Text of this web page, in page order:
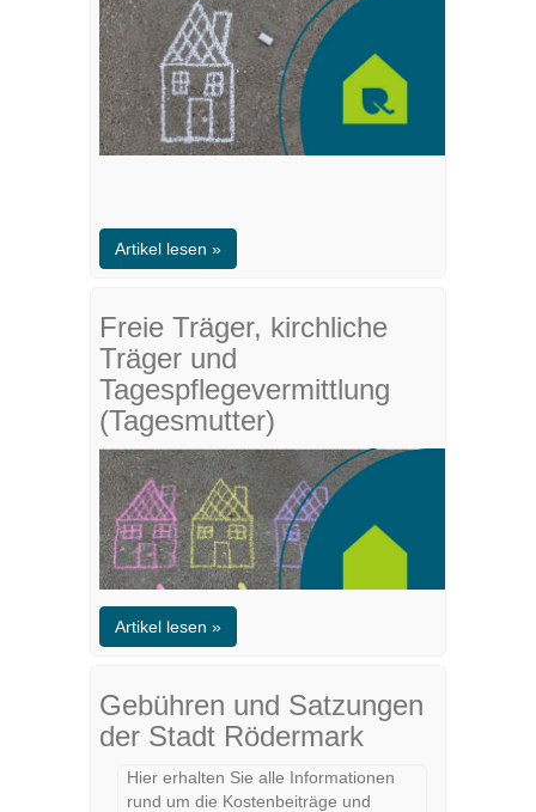
Artikel lesen »
Freie Träger, kirchliche
Träger und
Tagespflegevermittlung
(Tagesmutter)
Artikel lesen »
Gebühren und Satzungen
der Stadt Rödermark
Hier erhalten Sie alle Informationen
rund um die Kostenbeiträge und